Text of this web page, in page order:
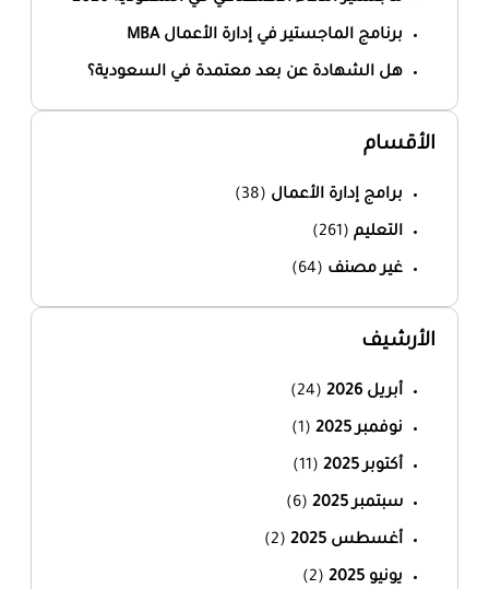
برنامج الماجستير في إدارة الأعمال MBA
هل الشهادة عن بعد معتمدة في السعودية؟
الأقسام
برامج إدارة الأعمال (38)
التعليم (261)
غير مصنف (64)
الأرشيف
أبريل 2026 (24)
نوفمبر 2025 (1)
أكتوبر 2025 (11)
سبتمبر 2025 (6)
أغسطس 2025 (2)
يونيو 2025 (2)